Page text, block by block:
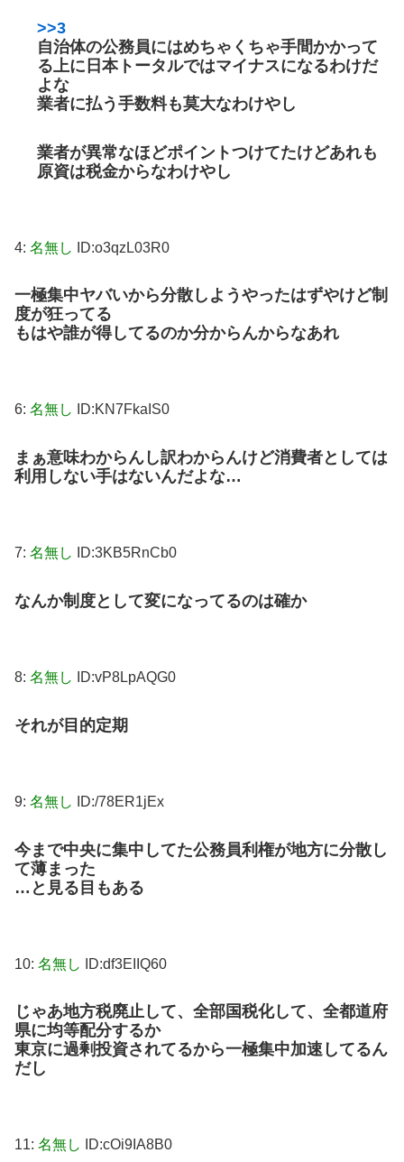
>>3
自治体の公務員にはめちゃくちゃ手間かかって
る上に日本トータルではマイナスになるわけだ
よな
業者に払う手数料も莫大なわけやし
業者が異常なほどポイントつけてたけどあれも
原資は税金からなわけやし
4: 名無し ID:o3qzL03R0
一極集中ヤバいから分散しようやったはずやけど制
度が狂ってる
もはや誰が得してるのか分からんからなあれ
6: 名無し ID:KN7FkaIS0
まぁ意味わからんし訳わからんけど消費者としては
利用しない手はないんだよな…
7: 名無し ID:3KB5RnCb0
なんか制度として変になってるのは確か
8: 名無し ID:vP8LpAQG0
それが目的定期
9: 名無し ID:/78ER1jEx
今まで中央に集中してた公務員利権が地方に分散し
て薄まった
…と見る目もある
10: 名無し ID:df3EIIQ60
じゃあ地方税廃止して、全部国税化して、全都道府
県に均等配分するか
東京に過剰投資されてるから一極集中加速してるん
だし
11: 名無し ID:cOi9IA8B0